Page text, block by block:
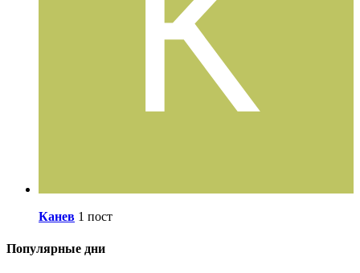
Канев 1 пост
Популярные дни